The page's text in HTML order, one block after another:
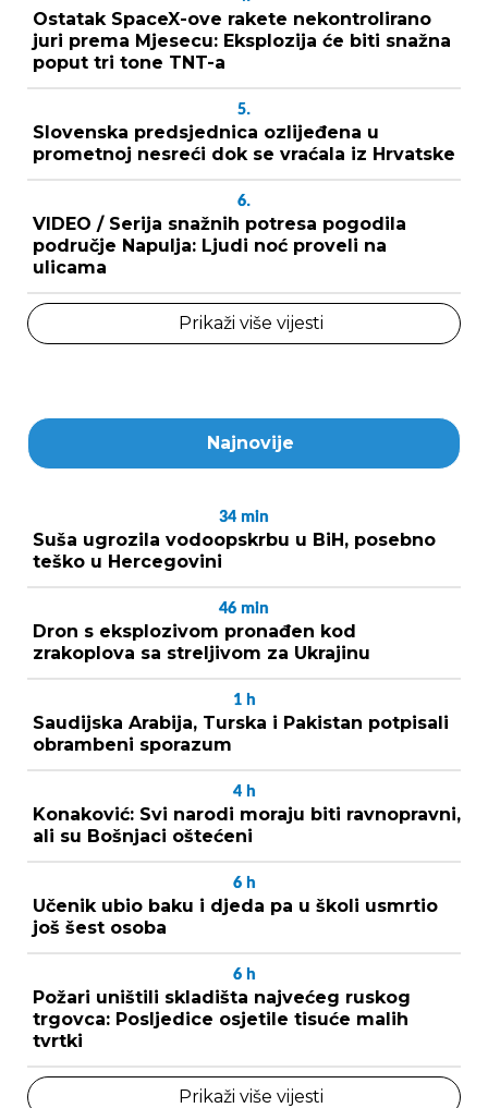
Ostatak SpaceX-ove rakete nekontrolirano
juri prema Mjesecu: Eksplozija će biti snažna
poput tri tone TNT-a
5.
Slovenska predsjednica ozlijeđena u
prometnoj nesreći dok se vraćala iz Hrvatske
6.
VIDEO / Serija snažnih potresa pogodila
područje Napulja: Ljudi noć proveli na
ulicama
Prikaži više vijesti
Najnovije
34 min
Suša ugrozila vodoopskrbu u BiH, posebno
teško u Hercegovini
46 min
Dron s eksplozivom pronađen kod
zrakoplova sa streljivom za Ukrajinu
1 h
Saudijska Arabija, Turska i Pakistan potpisali
obrambeni sporazum
4 h
Konaković: Svi narodi moraju biti ravnopravni,
ali su Bošnjaci oštećeni
6 h
Učenik ubio baku i djeda pa u školi usmrtio
još šest osoba
6 h
Požari uništili skladišta najvećeg ruskog
trgovca: Posljedice osjetile tisuće malih
tvrtki
Prikaži više vijesti